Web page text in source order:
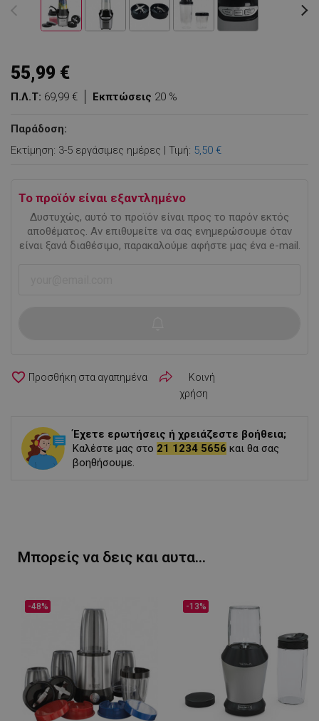
Εκπτώσεις 20 %
Π.Λ.Τ: 69,99 €
55,99 €
Παράδοση:
Εκτίμηση: 3-5 εργάσιμες ημέρες | Τιμή: 5,50 €
Το προϊόν είναι εξαντλημένο
Δυστυχώς, αυτό το προϊόν είναι προς το παρόν εκτός
αποθέματος. Αν επιθυμείτε να σας ενημερώσουμε όταν
είναι ξανά διαθέσιμο, παρακαλούμε αφήστε μας ένα e-mail.
favorite_border
Κοινή
χρήση
Έχετε ερωτήσεις ή χρειάζεστε βοήθεια;
Καλέστε μας στο 21 1234 5656 και θα σας
βοηθήσουμε.
Μπορείς να δεις και αυτα...
-48% -13%